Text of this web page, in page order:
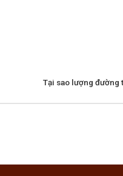
Tại sao lượng đường